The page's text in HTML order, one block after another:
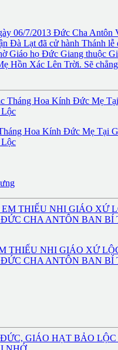
06/7/2013 Đức Cha Antôn
Đà Lạt đã cử hành Thánh lễ
Giáo họ Đức Giang thuộc
Hồn Xác Lên Trời. Sẽ
Hoa Kính Đức Mẹ Tại
THIẾU NHI GIÁO XỨ
CHA ANTÔN BAN BÍ